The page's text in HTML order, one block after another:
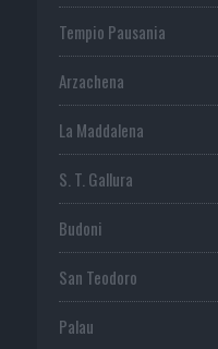
Tempio Pausania
Arzachena
La Maddalena
S. T. Gallura
Budoni
San Teodoro
Palau